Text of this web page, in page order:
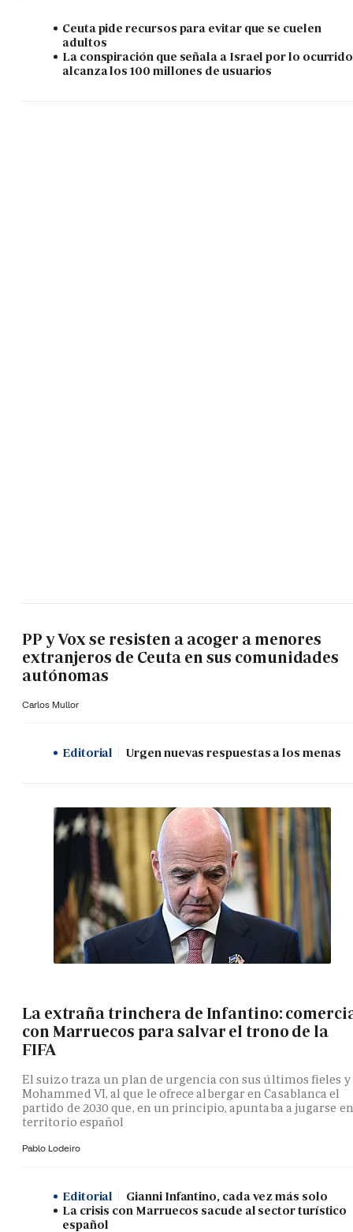
Ceuta pide recursos para evitar que se cuelen
adultos
La conspiración que señala a Israel por lo ocurrido
alcanza los 100 millones de usuarios
PP y Vox se resisten a acoger a menores
extranjeros de Ceuta en sus comunidades
autónomas
Carlos Mullor
Editorial Urgen nuevas respuestas a los menas
La extraña trinchera de Infantino:
con Marruecos para salvar el trono de la
FIFA
El suizo traza un plan de urgencia con sus últimos fieles y
Mohammed VI, al que le ofrece albergar en Casablanca el
partido de 2030 que, en un principio, apuntaba a jugarse en
territorio español
Pablo Lodeiro
Editorial
Gianni Infantino, cada vez más solo
La crisis con Marruecos sacude al sector turístico
español